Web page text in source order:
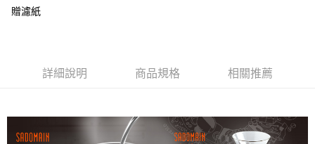
海外中華郵政配送
贈濾紙
詳細說明 商品規格 相關推薦